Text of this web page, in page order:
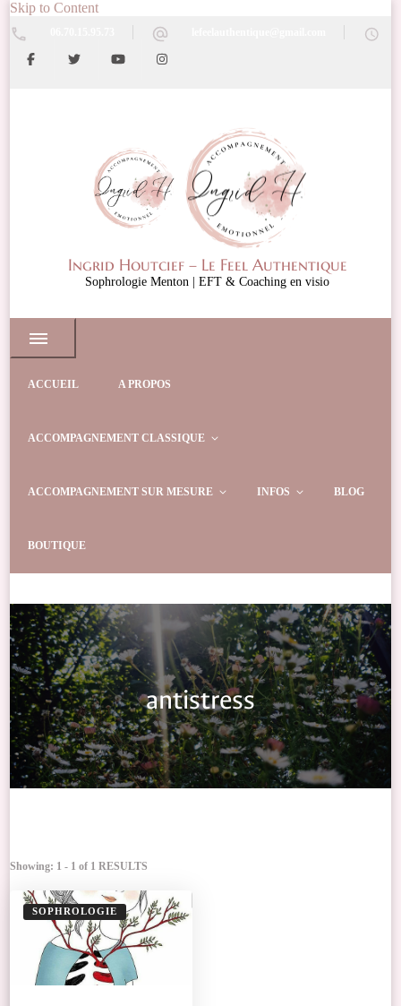
Skip to Content
Ingrid Houtcief – Le Feel Authentique
Sophrologie Menton | EFT & Coaching en visio
ACCUEIL A PROPOS
ACCOMPAGNEMENT CLASSIQUE
ACCOMPAGNEMENT SUR MESURE INFOS BLOG
BOUTIQUE
antistress
Showing: 1 - 1 of 1 RESULTS
SOPHROLOGIE